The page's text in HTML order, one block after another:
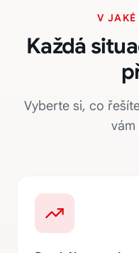
V JAKÉ
Každá
Vyberte si, co
vám